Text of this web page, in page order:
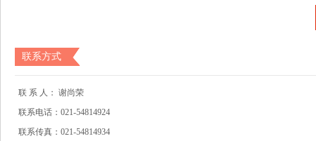
联系方式
联 系 人： 谢尚荣
联系电话： 021-54814924
联系传真： 021-54814934